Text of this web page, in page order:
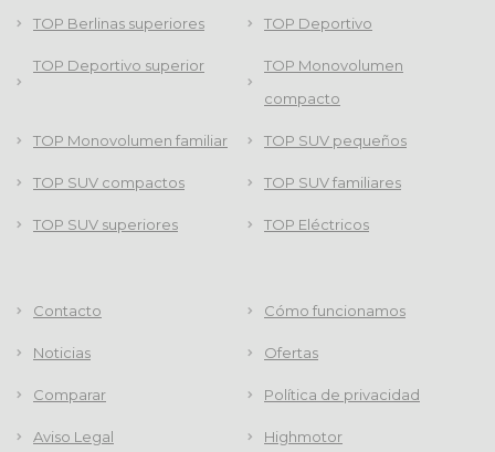
TOP Berlinas superiores TOP Deportivo
TOP Deportivo superior
TOP Monovolumen
compacto
TOP Monovolumen familiar TOP SUV pequeños
TOP SUV compactos TOP SUV familiares
TOP SUV superiores TOP Eléctricos
Contacto Cómo funcionamos
Noticias Ofertas
Comparar Política de privacidad
Aviso Legal Highmotor